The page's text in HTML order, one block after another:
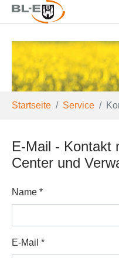
Skip to main content
Startseite Service
E-Mail - Kontakt
Center und
Name *
E-Mail *